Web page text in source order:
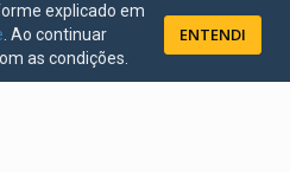
explicado em
. Ao continuar
as condições.
ENTENDI